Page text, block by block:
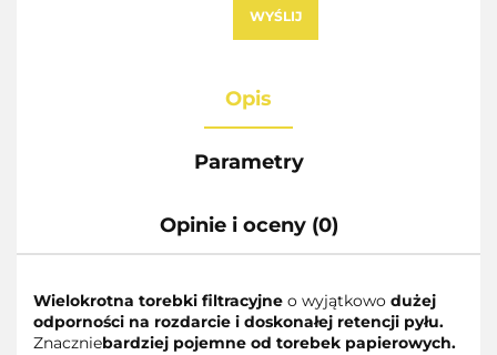
WYŚLIJ
Opis
Parametry
Opinie i oceny (0)
Wielokrotna torebki filtracyjne o wyjątkowo dużej
odporności na rozdarcie i doskonałej retencji pyłu.
Znaczniebardziej pojemne od torebek papierowych.